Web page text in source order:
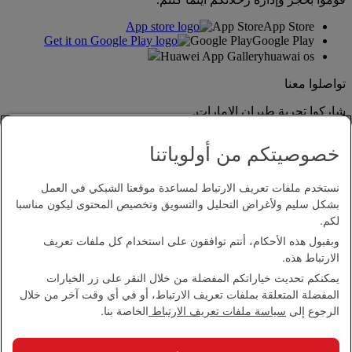
App StoreApp Store
Google PlayGoogle Play
Huawei App Galleryhuawai os
تواصلوا معنا
شاركوا تجربة طيران الإمارات.
بيان إمكانية الدخول
اتصل بنا
سياسة الخصوصية
الشروط والأحكام
سياسة ملفات تعريف الارتباط
بيان الشفافية بموجب قانون مكافحة العبودية الحديثة
خصوصيتكم من أولوياتنا
نستخدم ملفات تعريف الارتباط لمساعدة موقعنا الشبكي في العمل
بشكل سليم ولأغراض التحليل والتسويق وتخصيص المحتوى ليكون مناسبا
لكم.
وبقبول هذه الأحكام، أنتم توافقون على استخدام كل ملفات تعريف
الارتباط هذه.
يمكنكم تحديث خياراتكم المفضلة من خلال النقر على زر الخيارات
المفضلة المتعلقة بملفات تعريف الارتباط، أو في أي وقت آخر من خلال
الرجوع إلى سياسة ملفات تعريف الارتباط الخاصة بنا.